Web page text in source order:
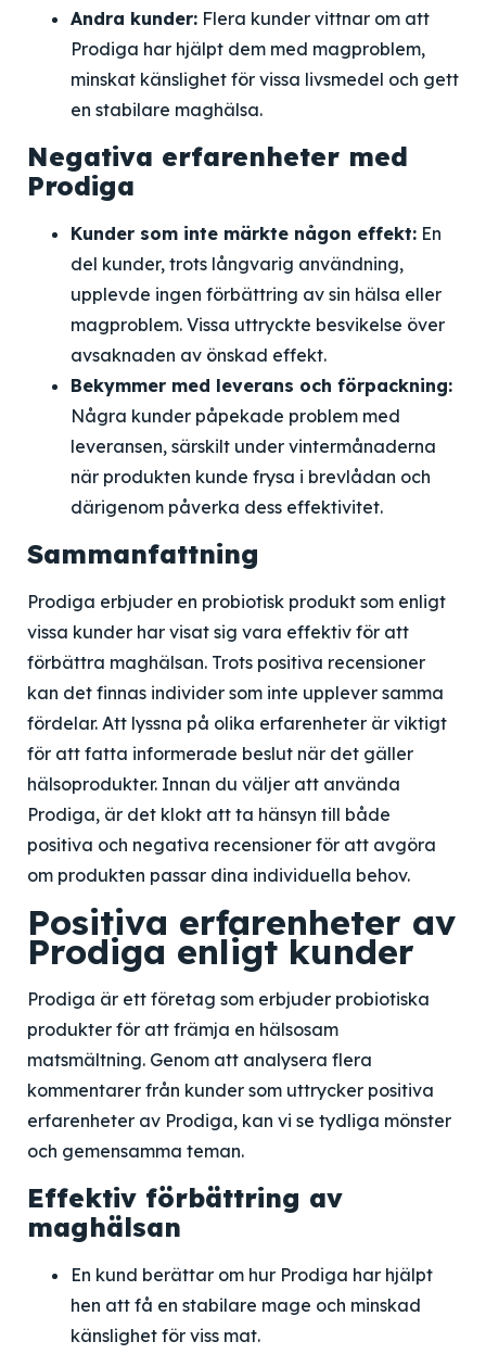
Andra kunder: Flera kunder vittnar om att
Prodiga har hjälpt dem med magproblem,
minskat känslighet för vissa livsmedel och gett
en stabilare maghälsa.
Negativa erfarenheter med
Prodiga
Kunder som inte märkte någon effekt: En
del kunder, trots långvarig användning,
upplevde ingen förbättring av sin hälsa eller
magproblem. Vissa uttryckte besvikelse över
avsaknaden av önskad effekt.
Bekymmer med leverans och förpackning:
Några kunder påpekade problem med
leveransen, särskilt under vintermånaderna
när produkten kunde frysa i brevlådan och
därigenom påverka dess effektivitet.
Sammanfattning
Prodiga erbjuder en probiotisk produkt som enligt
vissa kunder har visat sig vara effektiv för att
förbättra maghälsan. Trots positiva recensioner
kan det finnas individer som inte upplever samma
fördelar. Att lyssna på olika erfarenheter är viktigt
för att fatta informerade beslut när det gäller
hälsoprodukter. Innan du väljer att använda
Prodiga, är det klokt att ta hänsyn till både
positiva och negativa recensioner för att avgöra
om produkten passar dina individuella behov.
Positiva erfarenheter av
Prodiga enligt kunder
Prodiga är ett företag som erbjuder probiotiska
produkter för att främja en hälsosam
matsmältning. Genom att analysera flera
kommentarer från kunder som uttrycker positiva
erfarenheter av Prodiga, kan vi se tydliga mönster
och gemensamma teman.
Effektiv förbättring av
maghälsan
En kund berättar om hur Prodiga har hjälpt
hen att få en stabilare mage och minskad
känslighet för viss mat.